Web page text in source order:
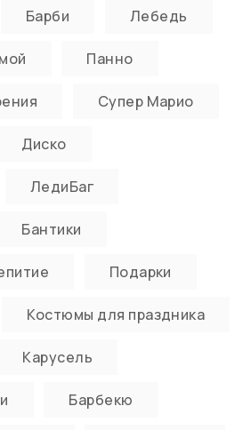
Барби Лебедь
Панно
Супер Марио
Диско
ЛедиБаг
Бантики
Подарки
Костюмы для праздника
Карусель
Барбекю